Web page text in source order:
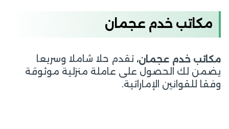
مكاتب خدم عجمان
مكاتب خدم عجمان، تقدم حلا شاملا وسريعا
يضمن لك الحصول على عاملة منزلية موثوقة
وفقا للقوانين الإماراتية.